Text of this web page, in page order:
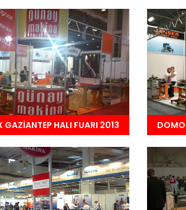
GAZİANTEP HALI FUARI 2013